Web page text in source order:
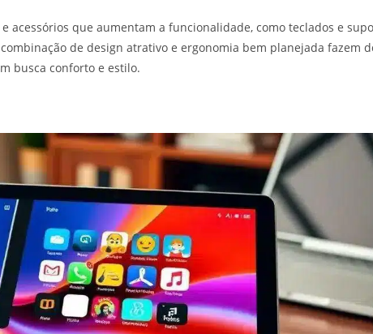
acessórios que aumentam a funcionalidade, como teclados e
de design atrativo e ergonomia bem planejada fazem
busca conforto e estilo.